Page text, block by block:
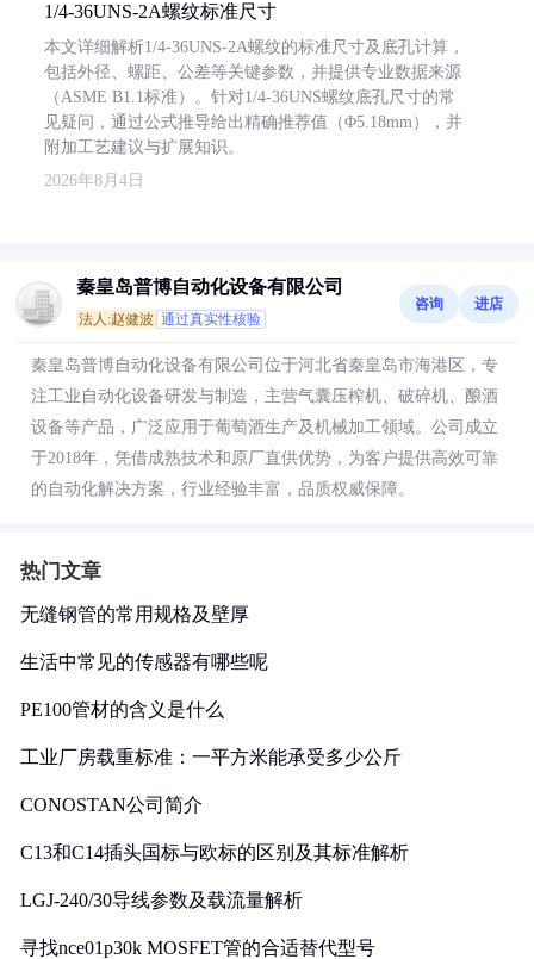
1/4-36UNS-2A螺纹标准尺寸
本文详细解析1/4-36UNS-2A螺纹的标准尺寸及底孔计算，
包括外径、螺距、公差等关键参数，并提供专业数据来源
（ASME B1.1标准）。针对1/4-36UNS螺纹底孔尺寸的常
见疑问，通过公式推导给出精确推荐值（Φ5.18mm），并
附加工艺建议与扩展知识。
2026年8月4日
秦皇岛普博自动化设备有限公司
法人:赵健波 通过真实性核验
咨询 进店
秦皇岛普博自动化设备有限公司位于河北省秦皇岛市海港区，专
注工业自动化设备研发与制造，主营气囊压榨机、破碎机、酿酒
设备等产品，广泛应用于葡萄酒生产及机械加工领域。公司成立
于2018年，凭借成熟技术和原厂直供优势，为客户提供高效可靠
的自动化解决方案，行业经验丰富，品质权威保障。
热门文章
无缝钢管的常用规格及壁厚
生活中常见的传感器有哪些呢
PE100管材的含义是什么
工业厂房载重标准：一平方米能承受多少公斤
CONOSTAN公司简介
C13和C14插头国标与欧标的区别及其标准解析
LGJ-240/30导线参数及载流量解析
寻找nce01p30k MOSFET管的合适替代型号